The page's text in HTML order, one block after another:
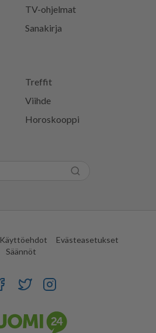
Treffit
Viihde
Horoskooppi
TV-ohjelmat
Sanakirja
Käyttöehdot
Evästeasetukset
Säännöt